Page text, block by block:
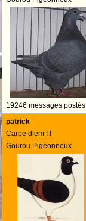
19246 messages postés
patrick
Carpe diem ! !
Gourou Pigeonneux